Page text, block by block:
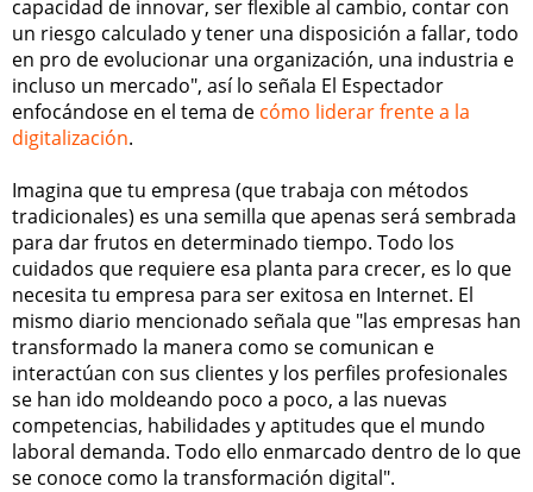
capacidad de innovar, ser flexible al cambio, contar con
un riesgo calculado y tener una disposición a fallar, todo
en pro de evolucionar una organización, una industria e
incluso un mercado", así lo señala El Espectador
enfocándose en el tema de cómo liderar frente a la
digitalización.
Imagina que tu empresa (que trabaja con métodos
tradicionales) es una semilla que apenas será sembrada
para dar frutos en determinado tiempo. Todo los
cuidados que requiere esa planta para crecer, es lo que
necesita tu empresa para ser exitosa en Internet. El
mismo diario mencionado señala que "las empresas han
transformado la manera como se comunican e
interactúan con sus clientes y los perfiles profesionales
se han ido moldeando poco a poco, a las nuevas
competencias, habilidades y aptitudes que el mundo
laboral demanda. Todo ello enmarcado dentro de lo que
se conoce como la transformación digital".